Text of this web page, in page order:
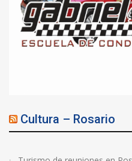
Cultura – Rosario